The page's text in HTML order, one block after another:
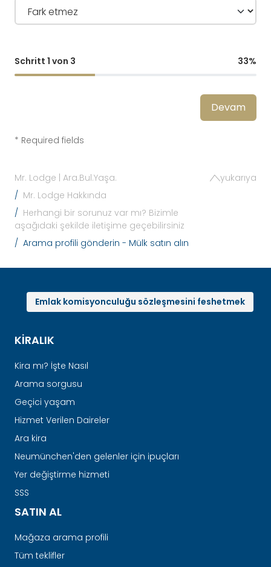
Schritt 1 von 3 33%
Devam
* Required fields
Mr. Lodge | Ara.Bul.Yaşa.
Mr. Lodge Hakkında
Herhangi bir sorunuz var mı? Bizimle
aşağıdaki şekilde iletişime geçebilirsiniz
Arama profili gönderin - Mülk satın alın
yukarıya
Emlak komisyonculuğu sözleşmesini feshetmek
KIRALIK
Kira mı? İşte Nasıl
Arama sorgusu
Geçici yaşam
Hizmet Verilen Daireler
Ara kira
Neumünchen'den gelenler için ipuçları
Yer değiştirme hizmeti
SSS
SATIN AL
Mağaza arama profili
Tüm teklifler